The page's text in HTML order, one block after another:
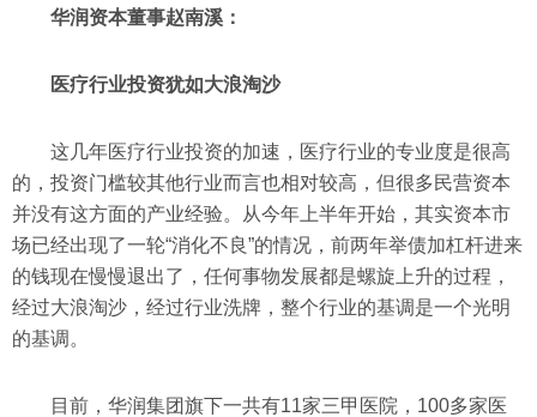
华润资本董事赵南溪：
医疗行业投资犹如大浪淘沙
这几年医疗行业投资的加速，医疗行业的专业度是很高
的，投资门槛较其他行业而言也相对较高，但很多民营资本
并没有这方面的产业经验。从今年上半年开始，其实资本市
场已经出现了一轮“消化不良”的情况，前两年举债加杠杆进来
的钱现在慢慢退出了，任何事物发展都是螺旋上升的过程，
经过大浪淘沙，经过行业洗牌，整个行业的基调是一个光明
的基调。
目前，华润集团旗下一共有11家三甲医院，100多家医